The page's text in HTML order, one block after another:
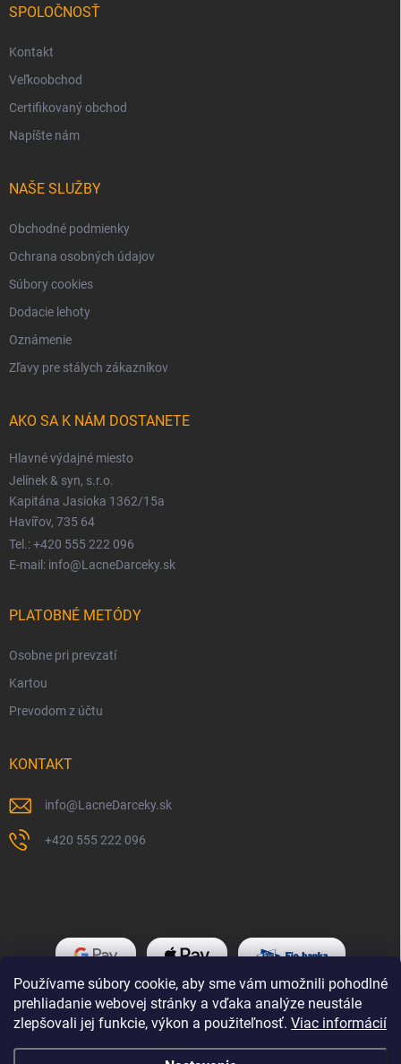
Používame súbory cookie, aby sme vám umožnili pohodlné
prehliadanie webovej stránky a vďaka analýze neustále
zlepšovali jej funkcie, výkon a použiteľnosť. Viac informácií
SPOLOČNOSŤ
Kontakt
Veľkoobchod
Certifikovaný obchod
Napíšte nám
NAŠE SLUŽBY
Obchodné podmienky
Ochrana osobných údajov
Súbory cookies
Dodacie lehoty
Oznámenie
Zľavy pre stálych zákazníkov
AKO SA K NÁM DOSTANETE
Hlavné výdajné miesto
Jelínek & syn, s.r.o.
Kapitána Jasioka 1362/15a
Havířov, 735 64
Tel.: +420 555 222 096
E-mail: info@LacneDarceky.sk
PLATOBNÉ METÓDY
Osobne pri prevzatí
Kartou
Prevodom z účtu
KONTAKT
info@LacneDarceky.sk
+420 555 222 096